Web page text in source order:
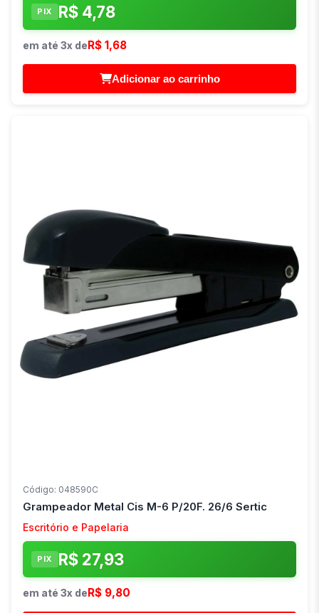
PIX R$ 4,78
em até 3x deR$ 1,68
Adicionar ao carrinho
Código: 048590C
Grampeador Metal Cis M-6 P/20F. 26/6 Sertic
Escritório e Papelaria
PIX R$ 27,93
em até 3x de R$ 9,80